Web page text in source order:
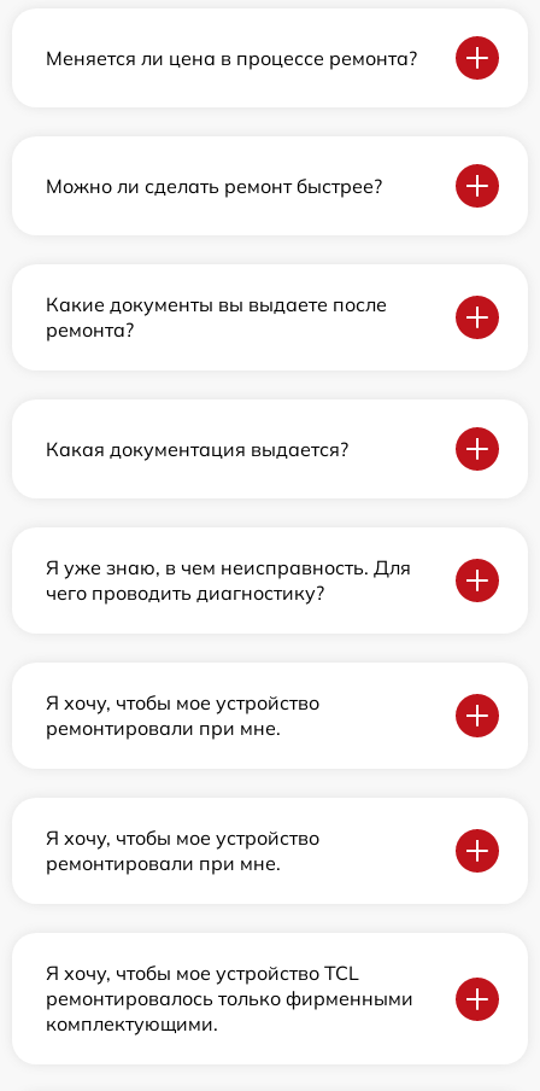
Меняется ли цена в процессе ремонта?
Можно ли сделать ремонт быстрее?
Какие документы вы выдаете после
ремонта?
Какая документация выдается?
Я уже знаю, в чем неисправность. Для
чего проводить диагностику?
Я хочу, чтобы мое устройство
ремонтировали при мне.
Я хочу, чтобы мое устройство
ремонтировали при мне.
Я хочу, чтобы мое устройство TCL
ремонтировалось только фирменными
комплектующими.